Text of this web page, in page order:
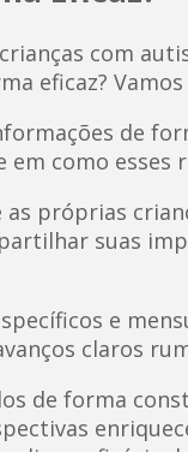
com
eficaz?
de
como
próprias
suas
e
claros
de forma